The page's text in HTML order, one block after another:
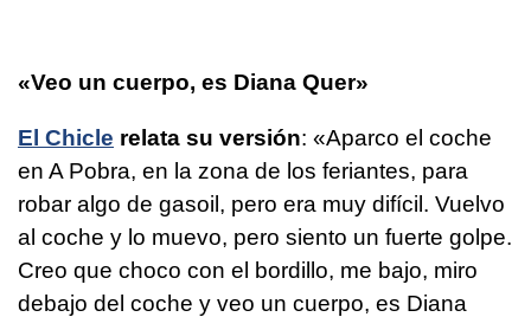
«Veo un cuerpo, es Diana Quer»
El Chicle relata su versión: «Aparco el coche
en A Pobra, en la zona de los feriantes, para
robar algo de gasoil, pero era muy difícil. Vuelvo
al coche y lo muevo, pero siento un fuerte golpe.
Creo que choco con el bordillo, me bajo, miro
debajo del coche y veo un cuerpo, es Diana